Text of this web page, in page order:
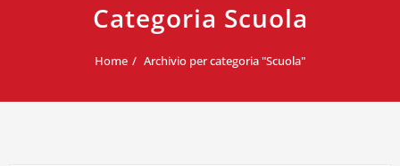
Categoria Scuola
Home Archivio per categoria "Scuola"